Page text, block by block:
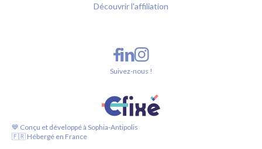
Découvrir l'affiliation
💙 Conçu et développé à Sophia-Antipolis
🇫🇷 Hébergé en France
Suivez-nous !